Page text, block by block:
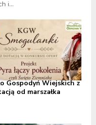
i...
Gospodyń Wiejskich z
od marszałka